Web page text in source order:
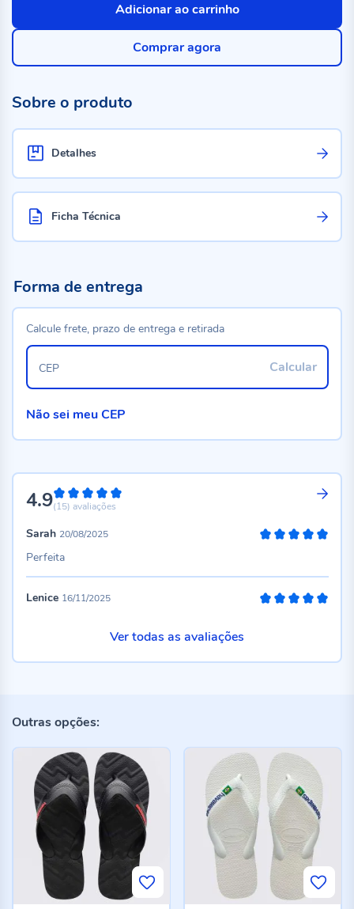
Adicionar ao carrinho
Comprar agora
Sobre o produto
Detalhes
Ficha Técnica
4.998%
(15) avaliações
Sarah 20/08/2025
Perfeita
Lenice 16/11/2025
Ver todas as avaliações
Forma de entrega
Calcule frete, prazo de entrega e retirada
Calcular
CEP
Não sei meu CEP
Outras opções: